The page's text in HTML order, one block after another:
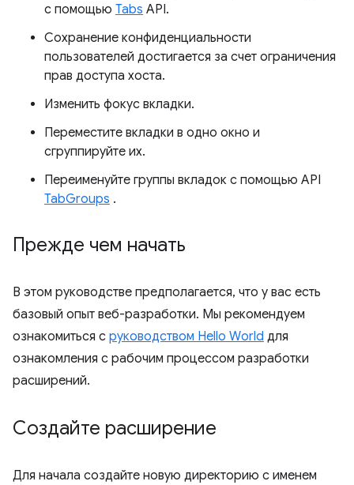
с помощью Tabs API.
Сохранение конфиденциальности
пользователей достигается за счет ограничения
прав доступа хоста.
Изменить фокус вкладки.
Переместите вкладки в одно окно и
сгруппируйте их.
Переименуйте группы вкладок с помощью API
TabGroups .
Прежде чем начать
В этом руководстве предполагается, что у вас есть
базовый опыт веб-разработки. Мы рекомендуем
ознакомиться с руководством Hello World для
ознакомления с рабочим процессом разработки
расширений.
Создайте расширение
Для начала создайте новую директорию с именем